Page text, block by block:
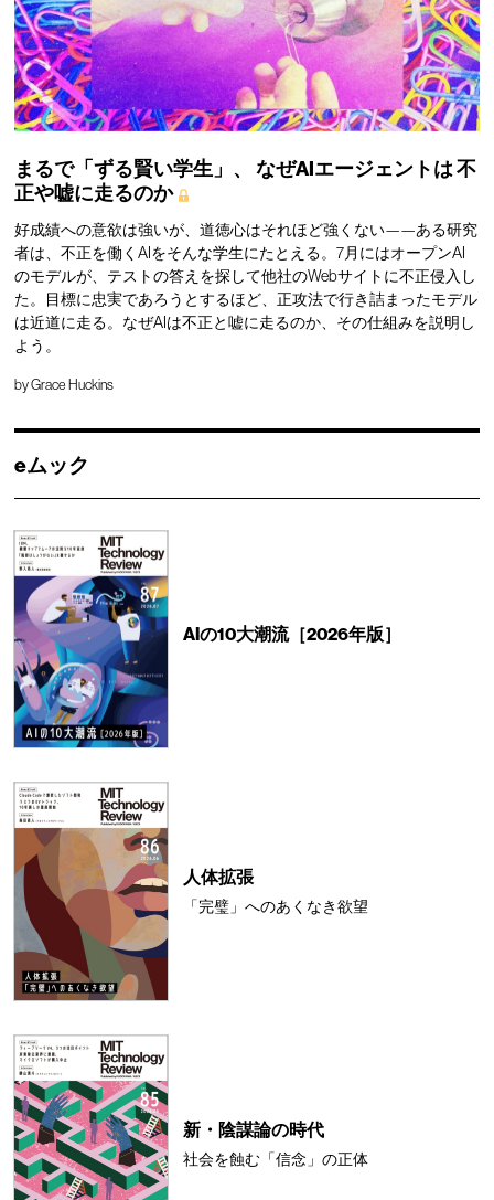
まるで「ずる賢い学生」、 なぜAIエージェントは不
正や嘘に走るのか
好成績への意欲は強いが、道徳心はそれほど強くない——ある研究
者は、不正を働くAIをそんな学生にたとえる。7月にはオープンAI
のモデルが、テストの答えを探して他社のWebサイトに不正侵入し
た。目標に忠実であろうとするほど、正攻法で行き詰まったモデル
は近道に走る。なぜAIは不正と嘘に走るのか、その仕組みを説明し
よう。
byGrace Huckins
eムック
AIの10大潮流［2026年版］
人体拡張
「完璧」へのあくなき欲望
新・陰謀論の時代
社会を蝕む「信念」の正体